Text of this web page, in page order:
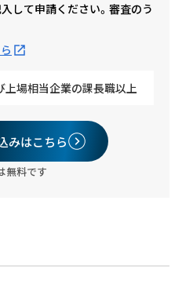
して申請ください。審査のう
上場相当企業の課長職以上
みはこちら
無料です